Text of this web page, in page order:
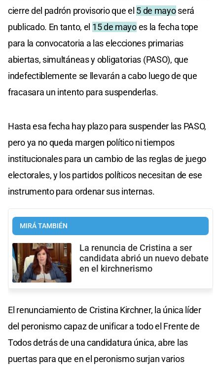
cierre del padrón provisorio que el 5 de mayoserá
publicado. En tanto, el 15 de mayoes la fecha tope
para la convocatoria a las elecciones primarias
abiertas, simultáneas y obligatorias (PASO), que
indefectiblemente se llevarán a cabo luego de que
fracasara un intento para suspenderlas.
Hasta esa fecha hay plazo para suspender las PASO,
pero ya no queda margen político ni tiempos
institucionales para un cambio de las reglas de juego
electorales, y los partidos políticos necesitan de ese
instrumento para ordenar sus internas.
MIRÁ TAMBIÉN
La renuncia de Cristina a ser
candidata abrió un nuevo debate
en el kirchnerismo
El renunciamiento de Cristina Kirchner, la única líder
del peronismo capaz de unificar a todo el Frente de
Todos detrás de una candidatura única, abre las
puertas para que en el peronismo surjan varios